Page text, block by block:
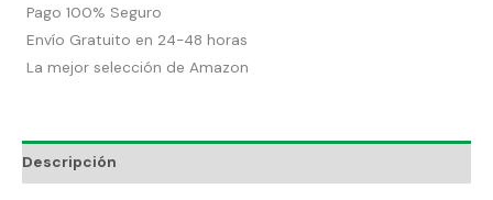
Pago 100% Seguro
Envío Gratuito en 24-48 horas
La mejor selección de Amazon
Descripción